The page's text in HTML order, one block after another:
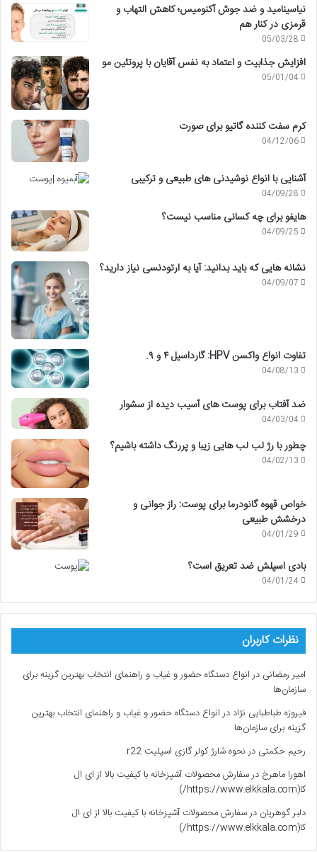
نیاسینامید و ضد جوش آکنومیس؛ کاهش التهاب و
قرمزی در کنار هم
05/03/28
افزایش جذابیت و اعتماد به نفس آقایان با پروتئین مو
05/01/04
کرم سفت کننده گاتیو برای صورت
04/12/06
آشنایی با انواع نوشیدنی های طبیعی و ترکیبی
04/09/28
هایفو برای چه کسانی مناسب نیست؟
04/09/25
نشانه هایی که باید بدانید: آیا به ارتودنسی نیاز دارید؟
04/09/07
تفاوت انواع واکسن HPV: گارداسیل ۴ و ۹.
04/08/13
ضد آفتاب برای پوست های آسیب دیده از سشوار
04/03/04
چطور با رژ لب لب هایی زیبا و پررنگ داشته باشیم؟
04/02/13
خواص قهوه گانودرما برای پوست: راز جوانی و
درخشش طبیعی
04/01/29
بادی اسپلش ضد تعریق است؟
04/01/24
نظرات کاربران
امیر رمضانی درانواع دستگاه حضور و غیاب و راهنمای انتخاب بهترین گزینه برای
سازمان‌ها
فیروزه طباطبایی نژاد درانواع دستگاه حضور و غیاب و راهنمای انتخاب بهترین
گزینه برای سازمان‌ها
رحیم حکمتی درنحوه شارژ کولر گازی اسپلیت r22
اهورا ماهرخ درسفارش محصولات آشپزخانه با کیفیت بالا از ای ال
کا(https://www.elkkala.com/)
دلبر گوهریان درسفارش محصولات آشپزخانه با کیفیت بالا از ای ال
کا(https://www.elkkala.com/)